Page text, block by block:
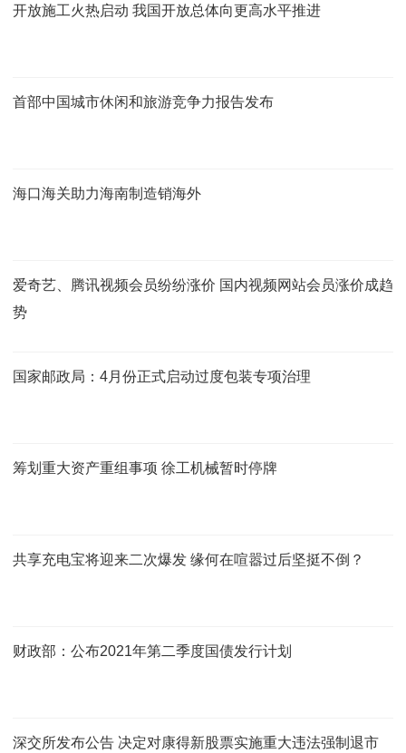
开放施工火热启动 我国开放总体向更高水平推进
首部中国城市休闲和旅游竞争力报告发布
海口海关助力海南制造销海外
爱奇艺、腾讯视频会员纷纷涨价 国内视频网站会员涨价成趋
势
国家邮政局：4月份正式启动过度包装专项治理
筹划重大资产重组事项 徐工机械暂时停牌
共享充电宝将迎来二次爆发 缘何在喧嚣过后坚挺不倒？
财政部：公布2021年第二季度国债发行计划
深交所发布公告 决定对康得新股票实施重大违法强制退市